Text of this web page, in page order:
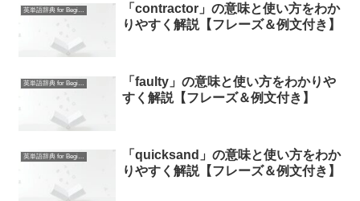
英単語辞典 for Beginners
「contractor」の意味と使い方をわか
りやすく解説【フレーズ＆例文付き】
英単語辞典 for Beginners
「faulty」の意味と使い方をわかりや
すく解説【フレーズ＆例文付き】
英単語辞典 for Beginners
「quicksand」の意味と使い方をわか
りやすく解説【フレーズ＆例文付き】